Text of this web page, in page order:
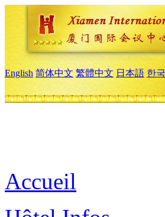
English 简体中文 繁體中文 日本語 한
Accueil